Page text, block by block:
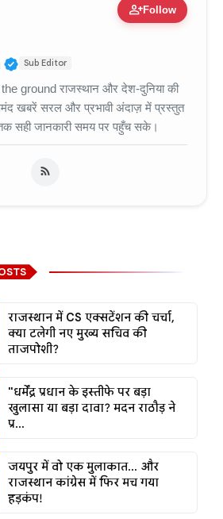
person_addFollow
Verified Public Figure •
Sub Editor
ground राजस्थान और देश-दुनिया की
खबरें सरल और प्रभावी अंदाज़ में प्रस्तुत
सही जानकारी समय पर पहुँच सके।
राजस्थान में CS एक्सटेंशन की चर्चा,
क्या टलेगी नए मुख्य सचिव की
ताजपोशी?
"धर्मेंद्र प्रधान के इस्तीफे पर बड़ा
खुलासा या बड़ा दावा? मदन राठौड़ ने
प्र...
जयपुर में वो एक मुलाकात... और
राजस्थान कांग्रेस में फिर मच गया
हड़कंप!